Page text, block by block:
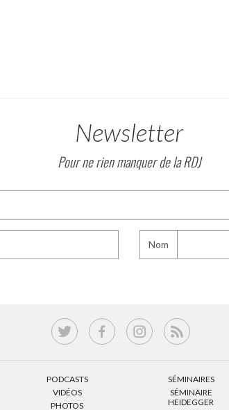
Newsletter
Pour ne rien manquer de la RDJ
Nom
PODCASTS
VIDÉOS
PHOTOS
SÉMINAIRES
SÉMINAIRE
HEIDEGGER